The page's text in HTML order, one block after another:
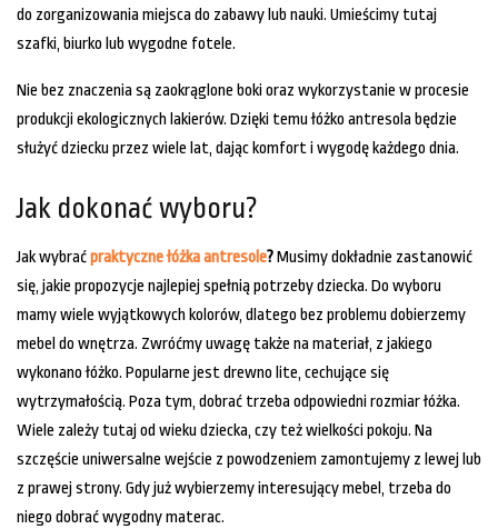
do zorganizowania miejsca do zabawy lub nauki. Umieścimy tutaj
szafki, biurko lub wygodne fotele.
Nie bez znaczenia są zaokrąglone boki oraz wykorzystanie w procesie
produkcji ekologicznych lakierów. Dzięki temu łóżko antresola będzie
służyć dziecku przez wiele lat, dając komfort i wygodę każdego dnia.
Jak dokonać wyboru?
Jak wybraćpraktyczne łóżka antresole?Musimy dokładnie zastanowić
się, jakie propozycje najlepiej spełnią potrzeby dziecka. Do wyboru
mamy wiele wyjątkowych kolorów, dlatego bez problemu dobierzemy
mebel do wnętrza. Zwróćmy uwagę także na materiał, z jakiego
wykonano łóżko. Popularne jest drewno lite, cechujące się
wytrzymałością. Poza tym, dobrać trzeba odpowiedni rozmiar łóżka.
Wiele zależy tutaj od wieku dziecka, czy też wielkości pokoju. Na
szczęście uniwersalne wejście z powodzeniem zamontujemy z lewej lub
z prawej strony. Gdy już wybierzemy interesujący mebel, trzeba do
niego dobrać wygodny materac.